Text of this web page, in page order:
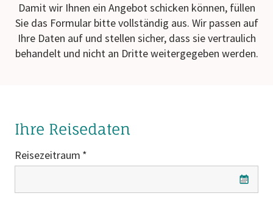
Damit wir Ihnen ein Angebot schicken können, füllen
Sie das Formular bitte vollständig aus. Wir passen auf
Ihre Daten auf und stellen sicher, dass sie vertraulich
behandelt und nicht an Dritte weitergegeben werden.
Ihre Reisedaten
Reisezeitraum